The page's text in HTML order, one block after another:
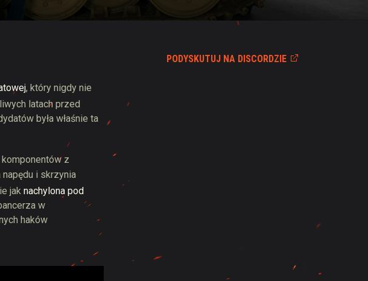
PODYSKUTUJ NA DISCORDZIE
, który nigdy nie
latach przed
była właśnie ta
z
napędu i skrzynia
jak nachylona pod
w
haków